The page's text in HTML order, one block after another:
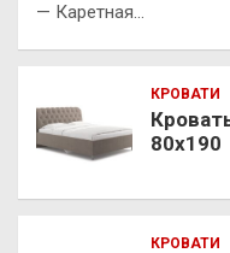
— Каретная…
КРОВАТИ
80х190
КРОВАТИ